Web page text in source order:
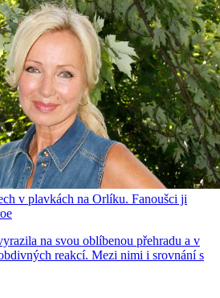
v plavkách na Orlíku. Fanoušci ji
na svou oblíbenou přehradu a v
reakcí. Mezi nimi i srovnání s